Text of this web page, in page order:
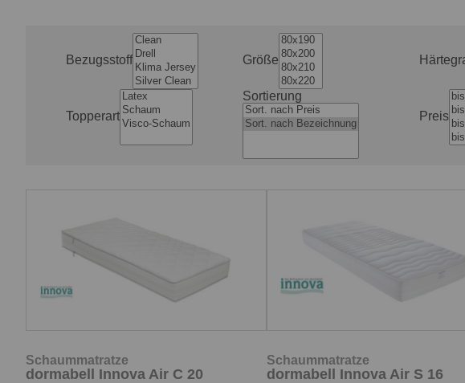
Bezugsstoff Größe
Topperart
Sortierung
Preis
Schaummatratze
dormabell Innova Air C 20
Schaummatratze
dormabell Innova Air S 16